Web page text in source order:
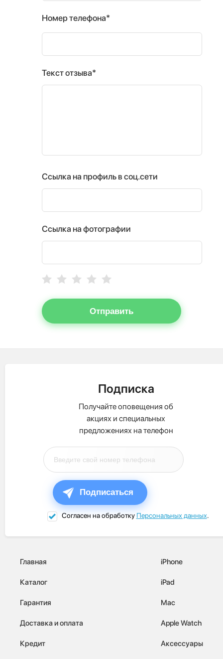
Номер телефона*
Текст отзыва*
Ссылка на профиль в соц.сети
Ссылка на фотографии
Отправить
Подписка
Получайте оповещения об
акциях и специальных
предложениях на телефон
Подписаться
Согласен на обработку Персональных данных.
Главная
Каталог
Гарантия
Доставка и оплата
Кредит
iPhone
iPad
Mac
Apple Watch
Аксессуары